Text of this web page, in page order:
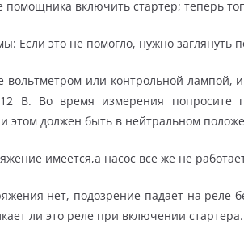
помощника включить стартер; теперь
Если это не помогло, нужно заглянуть
вольтметром или контрольной лампой,
В. Во время измерения попросите
этом должен быть в нейтральном
имеется,а насос все же не
нет, подозрение падает на реле
ли это реле при включении